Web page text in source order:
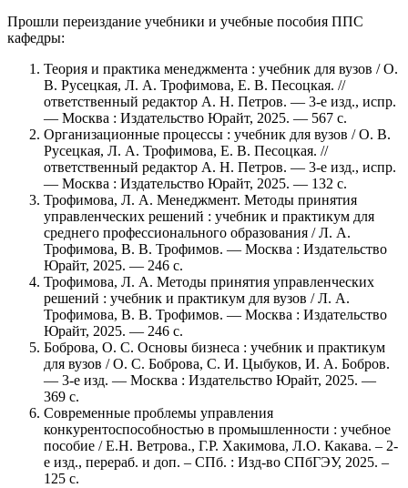
Прошли переиздание учебники и учебные пособия ППС
кафедры:
Теория и практика менеджмента : учебник для вузов / О.
В. Русецкая, Л. А. Трофимова, Е. В. Песоцкая. //
ответственный редактор А. Н. Петров. — 3-е изд., испр.
— Москва : Издательство Юрайт, 2025. — 567 с.
Организационные процессы : учебник для вузов / О. В.
Русецкая, Л. А. Трофимова, Е. В. Песоцкая. //
ответственный редактор А. Н. Петров. — 3-е изд., испр.
— Москва : Издательство Юрайт, 2025. — 132 с.
Трофимова, Л. А. Менеджмент. Методы принятия
управленческих решений : учебник и практикум для
среднего профессионального образования / Л. А.
Трофимова, В. В. Трофимов. — Москва : Издательство
Юрайт, 2025. — 246 с.
Трофимова, Л. А. Методы принятия управленческих
решений : учебник и практикум для вузов / Л. А.
Трофимова, В. В. Трофимов. — Москва : Издательство
Юрайт, 2025. — 246 с.
Боброва, О. С. Основы бизнеса : учебник и практикум
для вузов / О. С. Боброва, С. И. Цыбуков, И. А. Бобров.
— 3-е изд. — Москва : Издательство Юрайт, 2025. —
369 с.
Современные проблемы управления
конкурентоспособностью в промышленности : учебное
пособие / Е.Н. Ветрова., Г.Р. Хакимова, Л.О. Какава. – 2-
е изд., перераб. и доп. – СПб. : Изд-во СПбГЭУ, 2025. –
125 с.